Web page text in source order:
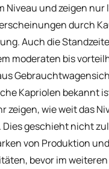
Niveau und zeigen nur
durch
Auch die
moderaten bis
Kapriolen bekannt
zeigen, wie weit das
geschieht nicht
von Produktion und
bevor im